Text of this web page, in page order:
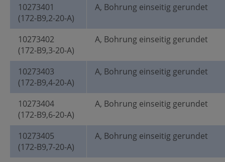
10273401
(172-B9,2-20-A)
A, Bohrung einseitig gerundet
10273402
(172-B9,3-20-A)
A, Bohrung einseitig gerundet
10273403
(172-B9,4-20-A)
A, Bohrung einseitig gerundet
10273404
(172-B9,6-20-A)
A, Bohrung einseitig gerundet
10273405
(172-B9,7-20-A)
A, Bohrung einseitig gerundet